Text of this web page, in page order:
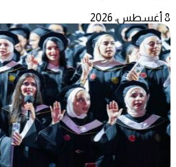
8 أغسطس، 2026